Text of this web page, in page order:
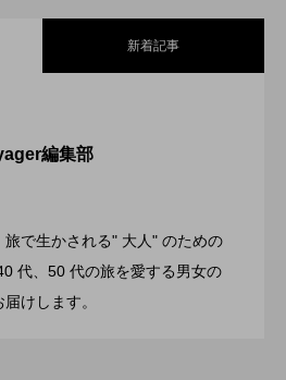
新着記事
編集部
で生かされる" 大人" のための
代、50 代の旅を愛する男女の
けします。
京ベイ舞浜
はラグジュアリーなBBQ体験
ん中に誕生！築50年のヴィンテ